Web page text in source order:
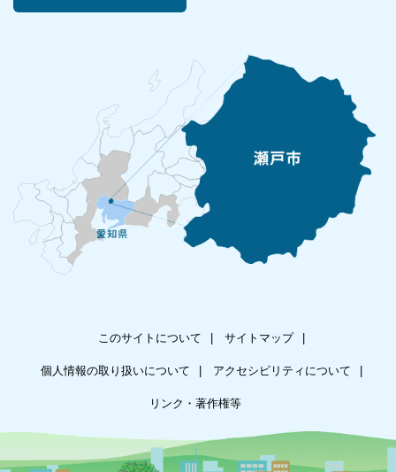
このサイトについて サイトマップ
個人情報の取り扱いについて アクセシビリティについて
リンク・著作権等